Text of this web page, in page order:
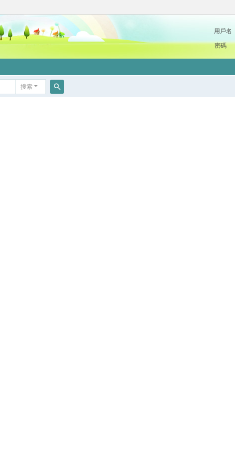
用戶名
密碼
搜索